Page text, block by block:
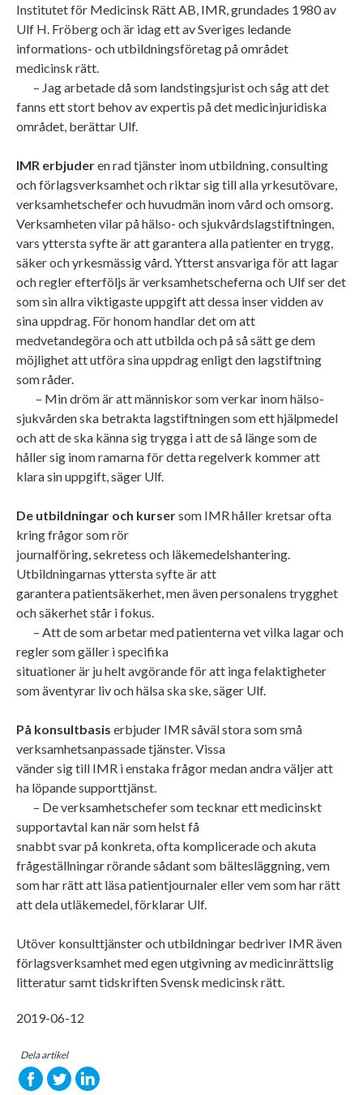
Institutet för Medicinsk Rätt AB, IMR, grundades 1980 av
Ulf H. Fröberg och är idag ett av Sveriges ledande
informations- och utbildningsföretag på området
medicinsk rätt.
– Jag arbetade då som landstingsjurist och såg att det
fanns ett stort behov av expertis på det medicinjuridiska
området, berättar Ulf.
IMR erbjuderen rad tjänster inom utbildning, consulting
och förlagsverksamhet och riktar sig till alla yrkesutövare,
verksamhetschefer och huvudmän inom vård och omsorg.
Verksamheten vilar på hälso- och sjukvårdslagstiftningen,
vars yttersta syfte är att garantera alla patienter en trygg,
säker och yrkesmässig vård. Ytterst ansvariga för att lagar
och regler efterföljs är verksamhetscheferna och Ulf ser det
som sin allra viktigaste uppgift att dessa inser vidden av
sina uppdrag. För honom handlar det om att
medvetandegöra och att utbilda och på så sätt ge dem
möjlighet att utföra sina uppdrag enligt den lagstiftning
som råder.
– Min dröm är att människor som verkar inom hälso-
sjukvården ska betrakta lagstiftningen som ett hjälpmedel
och att de ska känna sig trygga i att de så länge som de
håller sig inom ramarna för detta regelverk kommer att
klara sin uppgift, säger Ulf.
De utbildningar och kursersom IMR håller kretsar ofta
kring frågor som rör
journalföring, sekretess och läkemedelshantering.
Utbildningarnas yttersta syfte är att
garantera patientsäkerhet, men även personalens trygghet
och säkerhet står i fokus.
– Att de som arbetar med patienterna vet vilka lagar och
regler som gäller i specifika
situationer är ju helt avgörande för att inga felaktigheter
som äventyrar liv och hälsa ska ske, säger Ulf.
På konsultbasis erbjuder IMR såväl stora som små
verksamhetsanpassade tjänster. Vissa
vänder sig till IMR i enstaka frågor medan andra väljer att
ha löpande supporttjänst.
– De verksamhetschefer som tecknar ett medicinskt
supportavtal kan när som helst få
snabbt svar på konkreta, ofta komplicerade och akuta
frågeställningar rörande sådant som bältesläggning, vem
som har rätt att läsa patientjournaler eller vem som har rätt
att dela utläkemedel, förklarar Ulf.
Utöver konsulttjänster och utbildningar bedriver IMR även
förlagsverksamhet med egen utgivning av medicinrättslig
litteratur samt tidskriften Svensk medicinsk rätt.
2019-06-12
Dela artikel